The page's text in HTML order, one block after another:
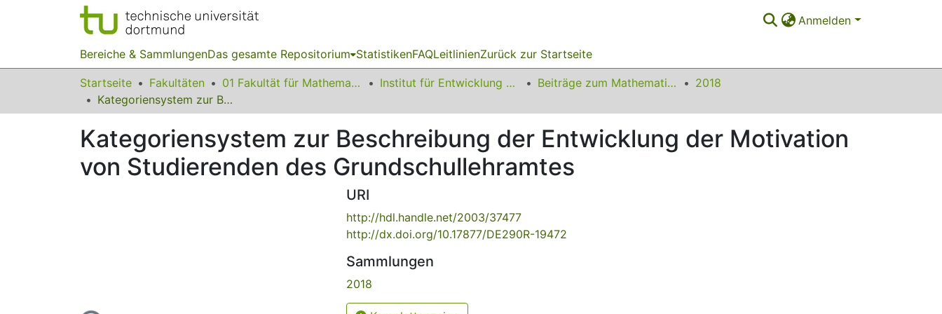
Anmelden
Bereiche & SammlungenDas gesamte Repositorium StatistikenFAQLeitlinienZurück zur Startseite
Startseite Fakultäten 01 Fakultät für Mathematik Institut für Entwicklung und Erforschung des Mathematikunterrichts Beiträge zum Mathematikunterricht
2018
Kategoriensystem zur Beschreibung der Entwicklung der Motivation von Studierenden des Grundschullehramtes
Kategoriensystem zur Beschreibung der Entwicklung der Motivation
von Studierenden des Grundschullehramtes
URI
http://hdl.handle.net/2003/37477
http://dx.doi.org/10.17877/DE290R-19472
Sammlungen
2018